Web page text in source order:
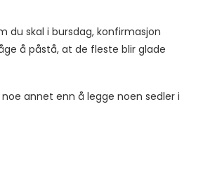
du skal i bursdag, konfirmasjon
å påstå, at de fleste blir glade
annet enn å legge noen sedler i